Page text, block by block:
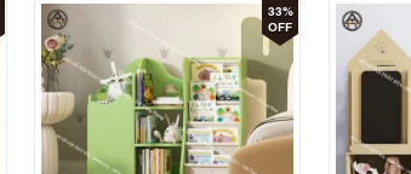
33%
OFF